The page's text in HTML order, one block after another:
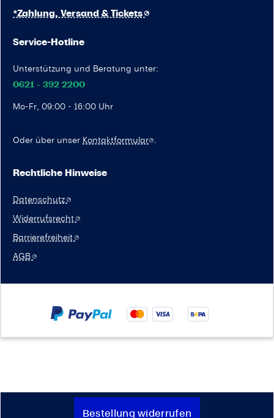
Service-Hotline
Unterstützung und Beratung unter:
0621 - 392 2200
Mo-Fr, 09:00 - 16:00 Uhr
Oder über unser Kontaktformular .
*Zahlung, Versand & Tickets
Rechtliche Hinweise
Datenschutz
Widerrufsrecht
Barrierefreiheit
AGB
Bestellung widerrufen